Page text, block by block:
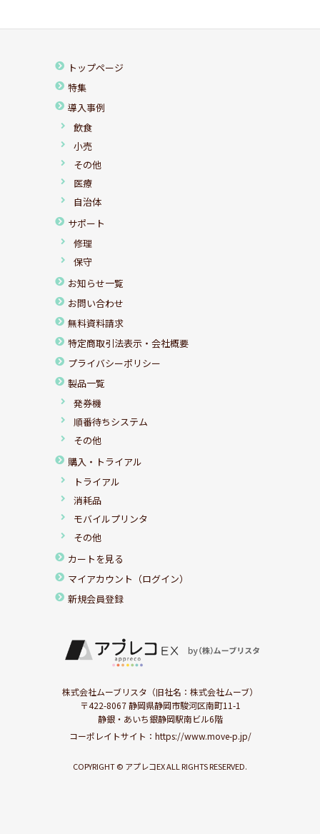
トップページ
特集
導入事例
飲食
小売
その他
医療
自治体
サポート
修理
保守
お知らせ一覧
お問い合わせ
無料資料請求
特定商取引法表示・会社概要
プライバシーポリシー
製品一覧
発券機
順番待ちシステム
その他
購入・トライアル
トライアル
消耗品
モバイルプリンタ
その他
カートを見る
マイアカウント（ログイン）
新規会員登録
株式会社ムーブリスタ（旧社名：株式会社ムーブ）
〒422-8067 静岡県静岡市駿河区南町11-1
静銀・あいち銀静岡駅南ビル6階
コーポレイトサイト： https://www.move-p.jp/
COPYRIGHT © アプレコEX ALL RIGHTS RESERVED.